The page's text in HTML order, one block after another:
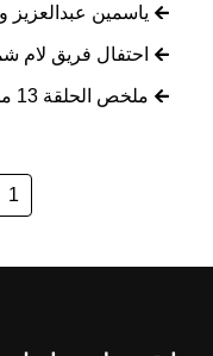
ياسمين
احتفال فريق لام
ملخص الحلقة 13 من مسلسل الغاوي
1